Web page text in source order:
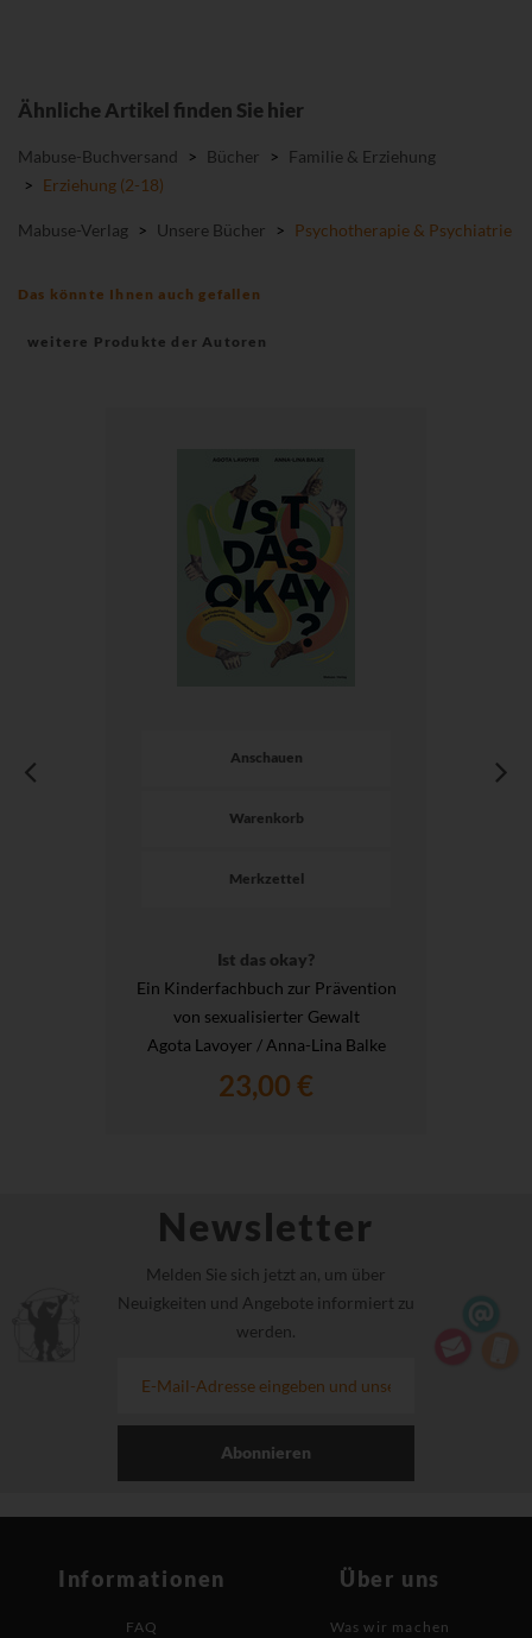
Ähnliche Artikel finden Sie hier
Mabuse-Buchversand > Bücher > Familie & Erziehung
> Erziehung (2-18)
Mabuse-Verlag > Unsere Bücher > Psychotherapie & Psychiatrie
Das könnte Ihnen auch gefallen
weitere Produkte der Autoren
Anschauen
Warenkorb
Merkzettel
Ist das okay?
Ein Kinderfachbuch zur Prävention
von sexualisierter Gewalt
Agota Lavoyer / Anna-Lina Balke
23,00 €
Newsletter
Melden Sie sich jetzt an, um über
Neuigkeiten und Angebote informiert zu
werden.
Abonnieren
Informationen
FAQ
Über uns
Was wir machen